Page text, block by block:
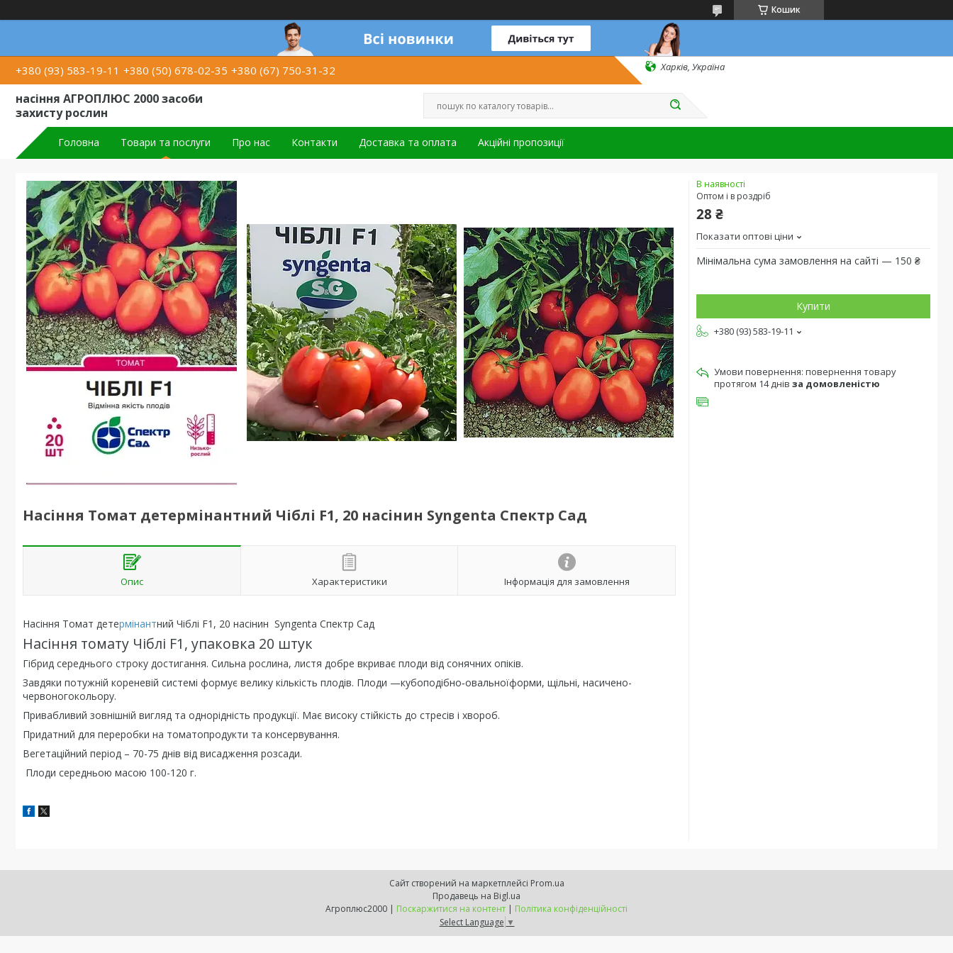
Кошик
+380 (93) 583-19-11 +380 (50) 678-02-35 +380 (67) 750-31-32 Харків, Україна
насіння АГРОПЛЮС 2000 засоби
захисту рослин
Головна Товари та послуги Про нас Контакти Доставка та оплата Акційні пропозиції
Насіння Томат детермінантний Чіблі F1, 20 насінин Syngenta Спектр Сад
Опис Характеристики Інформація для замовлення
Насіння Томат детермінантний Чіблі F1, 20 насінин Syngenta Спектр Сад
Насіння томату Чіблі F1, упаковка 20 штук
Гібрид середнього строку достигання. Сильна рослина, листя добре вкриває плоди від сонячних опіків.
Завдяки потужній кореневій системі формує велику кількість плодів. Плоди —кубоподібно‑овальноїформи, щільні, насичено-
червоногокольору.
Привабливий зовнішній вигляд та однорідність продукції. Має високу стійкість до стресів і хвороб.
Придатний для переробки на томатопродукти та консервування.
Вегетаційний період – 70-75 днів від висадження розсади.
Плоди середньою масою 100-120 г.
В наявності
Оптом і в роздріб
28 ₴
Показати оптові ціни
Мінімальна сума замовлення на сайті — 150 ₴
Купити
+380 (93) 583-19-11
повернення товару
протягом 14 днів за домовленістю
Сайт створений на маркетплейсі Prom.ua
Продавець на Bigl.ua
Агроплюс2000 | Поскаржитися на контент | Політика конфіденційності
Select Language ▼